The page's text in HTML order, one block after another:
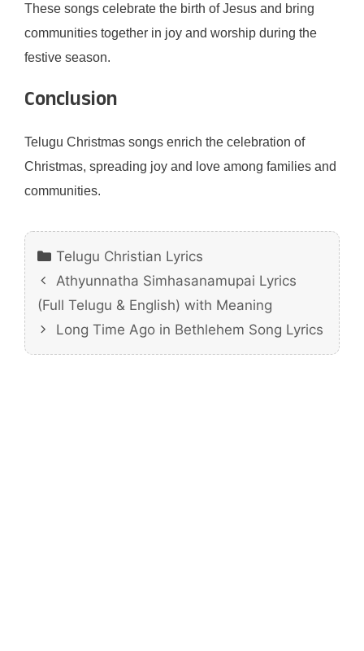
These songs celebrate the birth of Jesus and bring
communities together in joy and worship during the
festive season.
Conclusion
Telugu Christmas songs enrich the celebration of
Christmas, spreading joy and love among families and
communities.
Categories
Telugu Christian Lyrics
Athyunnatha Simhasanamupai Lyrics
(Full Telugu & English) with Meaning
Long Time Ago in Bethlehem Song Lyrics